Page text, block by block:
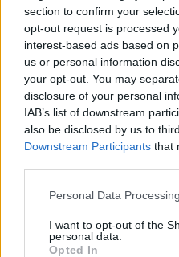
section to confirm your
opt-out request is processed
interest-based ads based on
us or personal information
your opt-out. You may
disclosure of your personal
IAB’s list of downstream
also be disclosed by us to
Downstream Participants that
Personal Data
I want to opt-out of the
personal data.
Opted In
AXpeng G7minden
elektromos SUV-piacon.
technológiaés
– nem csoda, hogy a gyártó
növekedésének újabb
CÍMKÉK e-mobilitás